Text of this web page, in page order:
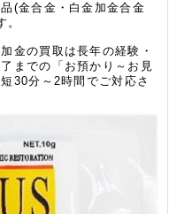
(金合金・白金加金合金
金の買取は長年の経験・
までの「お預かり～お見
30分～2時間でご対応さ